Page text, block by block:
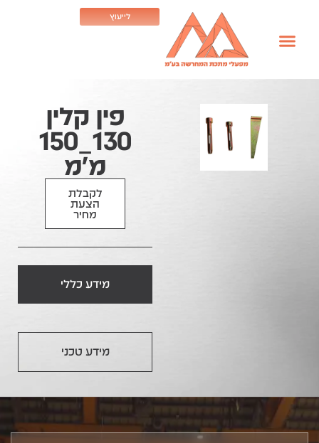
לייעוץ
פין קלין
130_150
מ״מ
לקבלת
הצעת
מחיר
מידע כללי
מידע טכני